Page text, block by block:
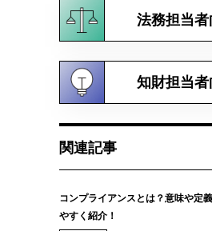
法務担当者
知財担当者
関連記事
コンプライアンスとは？意味や定
やすく紹介！